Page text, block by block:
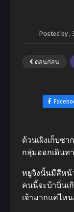
Posted by ,
ตอนก่อน
ด้วนเผิงเก็บซ
กลุ่มออกเดินท
หยูจิงนั้นมีสีหน้
คนนี้จะบ้าบิ่นเ
เจ้ามากแค่ไห